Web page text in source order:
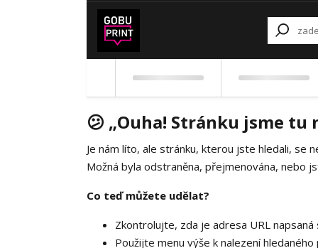
😕 „Ouha! Stránku jsme
Je nám líto, ale stránku, kterou jste hledali, se
Možná byla odstraněna, přejmenována, nebo
Co teď můžete udělat?
Zkontrolujte, zda je adresa URL napsaná
Použijte menu výše k nalezení hledaného